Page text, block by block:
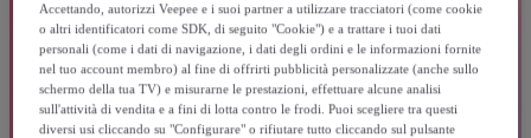
Accettando, autorizzi Veepee e i suoi partner a utilizzare tracciatori (come cookie
o altri identificatori come SDK, di seguito "Cookie") e a trattare i tuoi dati
personali (come i dati di navigazione, i dati degli ordini e le informazioni fornite
nel tuo account membro) al fine di offrirti pubblicità personalizzate (anche sullo
schermo della tua TV) e misurarne le prestazioni, effettuare alcune analisi
sull'attività di vendita e a fini di lotta contro le frodi. Puoi scegliere tra questi
diversi usi cliccando su "Configurare" o rifiutare tutto cliccando sul pulsante